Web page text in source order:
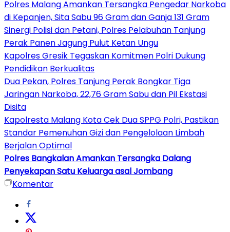
Polres Malang Amankan Tersangka Pengedar Narkoba
di Kepanjen, Sita Sabu 96 Gram dan Ganja 131 Gram
Sinergi Polisi dan Petani, Polres Pelabuhan Tanjung
Perak Panen Jagung Pulut Ketan Ungu
Kapolres Gresik Tegaskan Komitmen Polri Dukung
Pendidikan Berkualitas
Dua Pekan, Polres Tanjung Perak Bongkar Tiga
Jaringan Narkoba, 22,76 Gram Sabu dan Pil Ekstasi
Disita
Kapolresta Malang Kota Cek Dua SPPG Polri, Pastikan
Standar Pemenuhan Gizi dan Pengelolaan Limbah
Berjalan Optimal
Polres Bangkalan Amankan Tersangka Dalang
Penyekapan Satu Keluarga asal Jombang
Komentar